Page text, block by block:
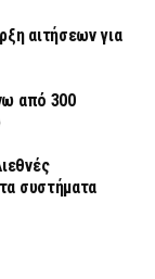
αιτήσεων για
από 300
συστήματα